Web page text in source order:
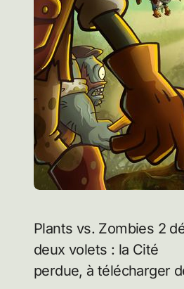
Plants vs. Zombies 2 dévoile aujourd’hui le premier opus d’un tout nouveau monde en
deux volets : la Cité
perdue, à télécharger